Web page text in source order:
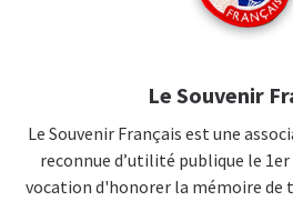
Le Souvenir
Le Souvenir Français est une
reconnue d’utilité publique le
vocation d'honorer la mémoire de